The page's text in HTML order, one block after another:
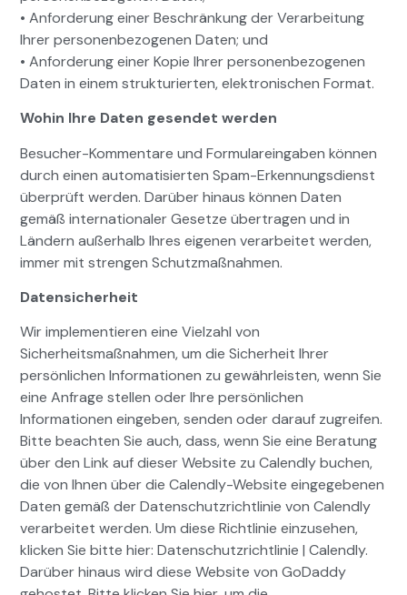
• Anforderung einer Beschränkung der Verarbeitung
Ihrer personenbezogenen Daten; und
• Anforderung einer Kopie Ihrer personenbezogenen
Daten in einem strukturierten, elektronischen Format.
Wohin Ihre Daten gesendet werden
Besucher-Kommentare und Formulareingaben können
durch einen automatisierten Spam-Erkennungsdienst
überprüft werden. Darüber hinaus können Daten
gemäß internationaler Gesetze übertragen und in
Ländern außerhalb Ihres eigenen verarbeitet werden,
immer mit strengen Schutzmaßnahmen.
Datensicherheit
Wir implementieren eine Vielzahl von
Sicherheitsmaßnahmen, um die Sicherheit Ihrer
persönlichen Informationen zu gewährleisten, wenn Sie
eine Anfrage stellen oder Ihre persönlichen
Informationen eingeben, senden oder darauf zugreifen.
Bitte beachten Sie auch, dass, wenn Sie eine Beratung
über den Link auf dieser Website zu Calendly buchen,
die von Ihnen über die Calendly-Website eingegebenen
Daten gemäß der Datenschutzrichtlinie von Calendly
verarbeitet werden. Um diese Richtlinie einzusehen,
klicken Sie bitte hier: Datenschutzrichtlinie | Calendly.
Darüber hinaus wird diese Website von GoDaddy